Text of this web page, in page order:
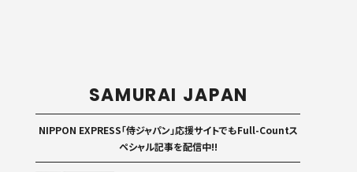
SAMURAI JAPAN
NIPPON EXPRESS「侍ジャパン」応援サイトでもFull-Countス
ペシャル記事を配信中!!